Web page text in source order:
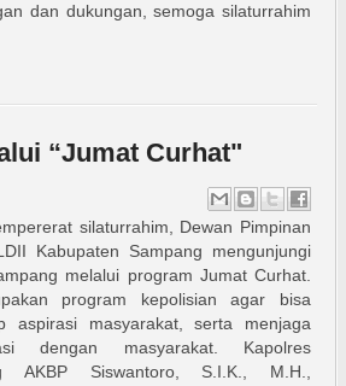
dan dukungan, semoga silaturrahim
“Jumat Curhat"
silaturrahim, Dewan Pimpinan
Kabupaten Sampang mengunjungi
melalui program Jumat Curhat.
program kepolisian agar bisa
aspirasi masyarakat, serta menjaga
dengan masyarakat. Kapolres
AKBP Siswantoro, S.I.K., M.H.,